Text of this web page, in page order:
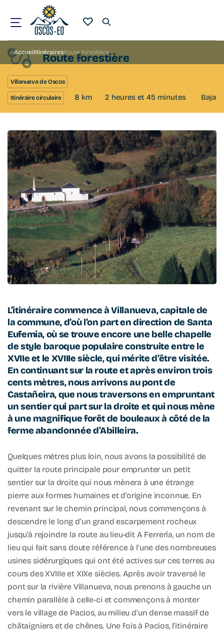
AccueilItinérairesRoute forestière
Route forestière
Villanueva de Oscos
Itinéraire circulaire 8 km 2 heures et 45 minutes Baja
L’itinéraire commence à Villanueva, capitale de
la commune, d’où l’on part en direction de Santa
Eufemia, où se trouve encore une belle chapelle
de style baroque populaire construite entre le
XVIIe et le XVIIIe siècle, qui mérite d’être visitée.
En continuant sur la route et après environ trois
cents mètres, nous arrivons au pont de
Castañeira, que nous traversons en empruntant
un sentier qui part sur la droite et qui nous mène
à une magnifique forêt de bouleaux à côté de la
ferme abandonnée d’Abilleira.
Quelques mètres plus loin, nous avons la possibilité de
quitter la route principale pour emprunter un petit
sentier sur la droite qui nous mènera à une étrange
pierre aux formes humaines et d’origine inconnue. En
revenant sur le chemin principal, nous commençons à
descendre le long d’un grand escarpement rocheux
jusqu’à rejoindre la route au lieu-dit A Ferrería, un nom de
lieu qui fait sans doute référence à l’une des nombreuses
usines sidérurgiques qui ont été actives sur ces terres au
cours des XVIIIe et XIXe siècles. Après avoir traversé le
pont sur la rivière Villanueva, nous prenons à gauche un
chemin parallèle à celle-ci et commençons à monter
vers le village de Pacios, au milieu d’un dense massif de
châtaigniers et de chênes. Une fois à Pacios, l’itinéraire